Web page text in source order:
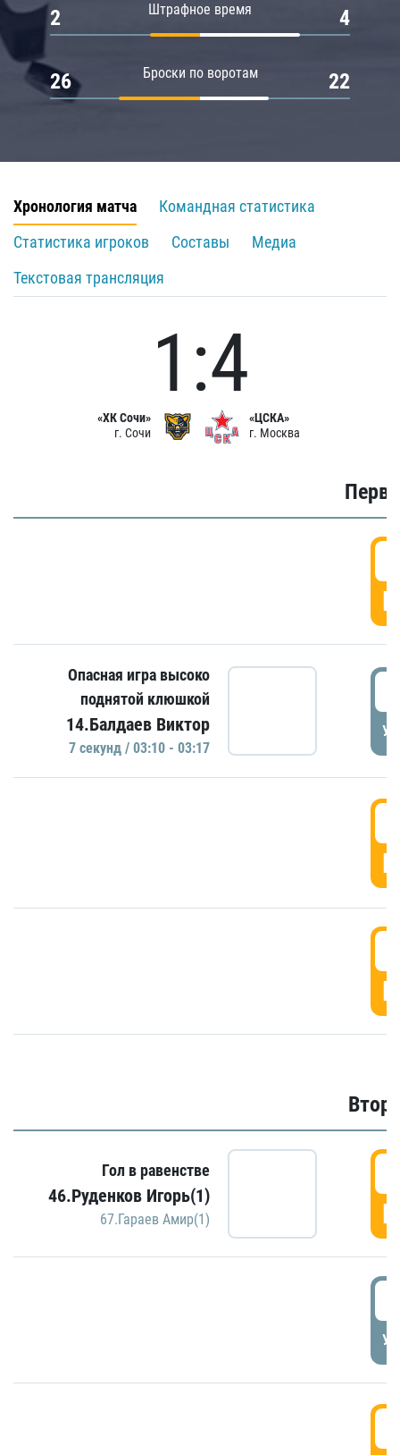
Штрафное время
2 4
Броски по воротам
26 22
Хронология матча
Командная статистика
Статистика игроков
Составы
Медиа
Текстовая трансляция
«ХК Сочи»
г. Сочи
1:4
«ЦСКА»
г. Москва
Опасная игра высоко
поднятой клюшкой
14.Балдаев Виктор
7 секунд / 03:10 - 03:17
Гол в равенстве
46.Руденков Игорь(1)
67.Гараев Амир(1)